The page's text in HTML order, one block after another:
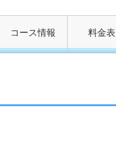
コース情報 料金表